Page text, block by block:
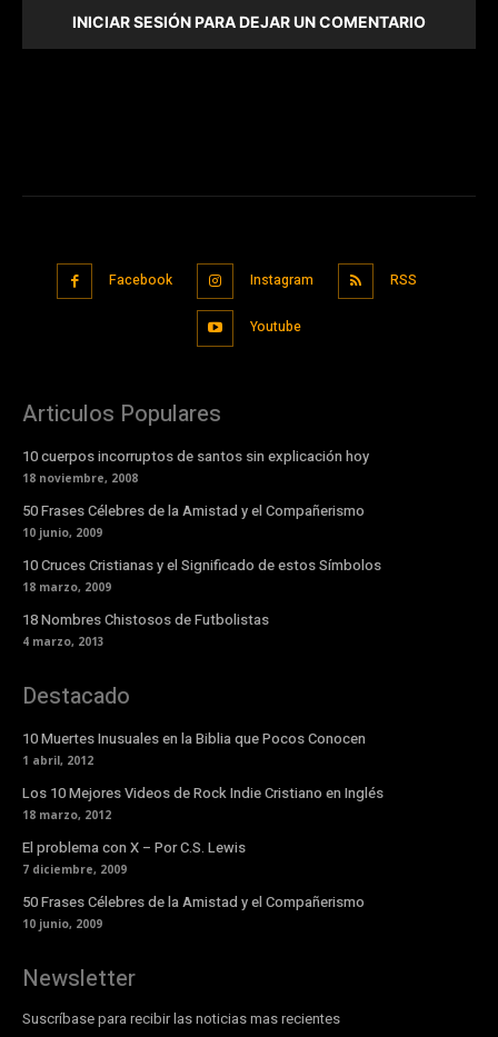
INICIAR SESIÓN PARA DEJAR UN COMENTARIO
Facebook Instagram RSS
Youtube
Articulos Populares
10 cuerpos incorruptos de santos sin explicación hoy
18 noviembre, 2008
50 Frases Célebres de la Amistad y el Compañerismo
10 junio, 2009
10 Cruces Cristianas y el Significado de estos Símbolos
18 marzo, 2009
18 Nombres Chistosos de Futbolistas
4 marzo, 2013
Destacado
10 Muertes Inusuales en la Biblia que Pocos Conocen
1 abril, 2012
Los 10 Mejores Videos de Rock Indie Cristiano en Inglés
18 marzo, 2012
El problema con X – Por C.S. Lewis
7 diciembre, 2009
50 Frases Célebres de la Amistad y el Compañerismo
10 junio, 2009
Newsletter
Suscríbase para recibir las noticias mas recientes